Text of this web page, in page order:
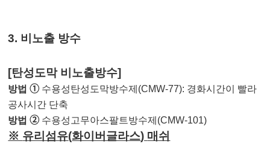
3. 비노출 방수
[탄성도막 비노출방수]
방법➀ 수용성탄성도막방수제 (CMW-77): 경화시간이 빨라
공사시간 단축
방법➁ 수용성고무아스팔트방수제 (CMW-101)
※ 유리섬유(화이버글라스) 매쉬